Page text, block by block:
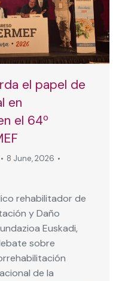
el papel de
en
el 64º
8 June, 2026
rehabilitador de
y Daño
Euskadi,
sobre
de la